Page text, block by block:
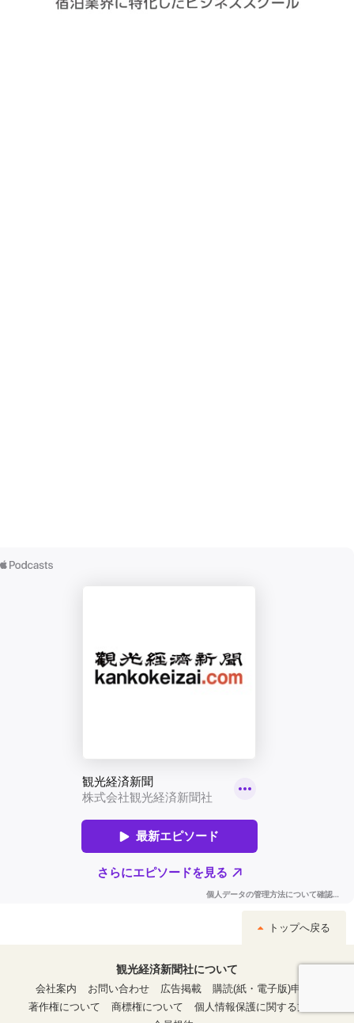
トップへ戻る
観光経済新聞社について
会社案内
お問い合わせ 広告掲載
購読(紙・電子版)申込
著作権について
商標権について
個人情報保護に関する方針